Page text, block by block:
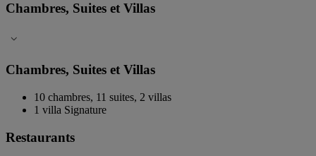
Chambres, Suites et Villas
Chambres, Suites et Villas
10 chambres, 11 suites, 2 villas
1 villa Signature
Restaurants